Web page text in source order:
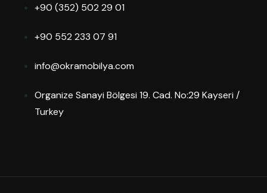
+90 (352) 502 29 01
+90 552 233 07 91
info@okramobilya.com
Organize Sanayi Bölgesi 19. Cad. No:29 Kayseri /
Turkey